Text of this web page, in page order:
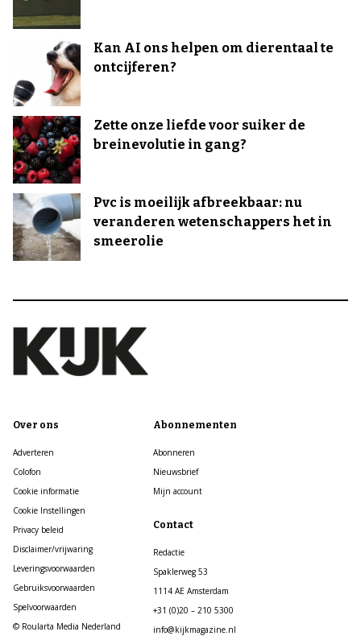
Kan AI ons helpen om dierentaal te
ontcijferen?
Zette onze liefde voor suiker de
breinevolutie in gang?
Pvc is moeilijk afbreekbaar: nu
veranderen wetenschappers het in
smeerolie
Over ons
Adverteren
Colofon
Cookie informatie
Cookie Instellingen
Privacy beleid
Disclaimer/vrijwaring
Leveringsvoorwaarden
Gebruiksvoorwaarden
Spelvoorwaarden
© Roularta Media Nederland
Abonnementen
Abonneren
Nieuwsbrief
Mijn account
Contact
Redactie
Spaklerweg 53
1114 AE Amsterdam
+31 (0)20 – 210 5300
info@kijkmagazine.nl